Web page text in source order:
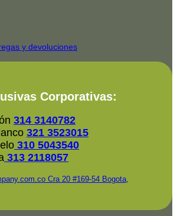
y devoluciones
Corporativas:
314 3140782
321 3523015
310 5043540
313 2118057
Cra 20 #169-54 Bogota,